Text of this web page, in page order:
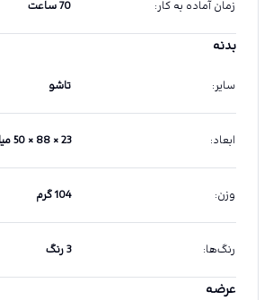
زمان آماده به کار: 70 ساعت
بدنه
سایر: تاشو
ابعاد: 23 × 88 × 50 میلیمتر
وزن: 104 گرم
رنگ‌ها: 3 رنگ
عرضه